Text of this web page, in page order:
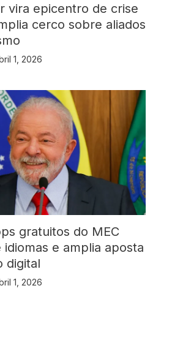
vira epicentro de crise
cerco sobre aliados
1, 2026
gratuitos do MEC
e amplia aposta
digital
1, 2026